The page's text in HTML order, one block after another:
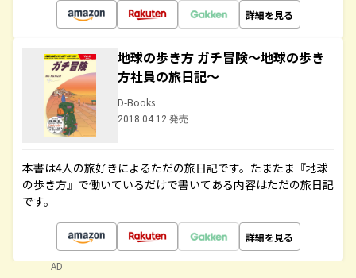
詳細を見る
地球の歩き方 ガチ冒険～地球の歩き
方社員の旅日記～
D-Books
2018.04.12 発売
本書は4人の旅好きによるただの旅日記です。たまたま『地球
の歩き方』で働いているだけで書いてある内容はただの旅日記
です。
詳細を見る
AD